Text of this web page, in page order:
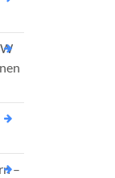
–